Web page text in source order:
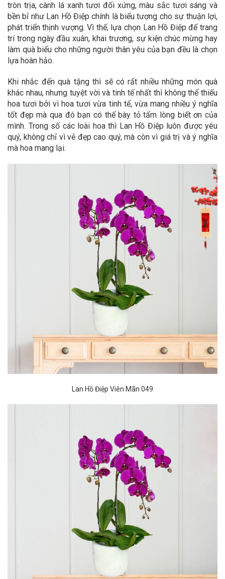
tròn trịa, cành lá xanh tươi đối xứng, màu sắc tươi sáng và
bền bỉ như Lan Hồ Điệp chính là biểu tượng cho sự thuận lợi,
phát triển thịnh vượng. Vì thế, lựa chọn Lan Hồ Điệp để trang
trí trong ngày đầu xuân, khai trương, sự kiện chúc mừng hay
làm quà biếu cho những người thân yêu của bạn đều là chọn
lựa hoàn hảo.
Khi nhắc đến quà tặng thì sẽ có rất nhiều những món quà
khác nhau, nhưng tuyệt vời và tinh tế nhất thì không thể thiếu
hoa tươi bởi vì hoa tươi vừa tinh tế, vừa mang nhiều ý nghĩa
tốt đẹp mà qua đó bạn có thể bày tỏ tấm lòng biết ơn của
mình. Trong số các loài hoa thì Lan Hồ Điệp luôn được yêu
quý, không chỉ vì vẻ đẹp cao quý, mà còn vì giá trị và ý nghĩa
mà hoa mang lại.
Lan Hồ Điệp Viên Mãn 049